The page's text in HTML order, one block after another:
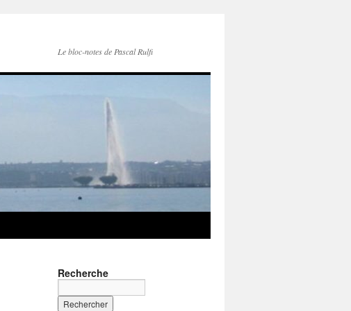
Le bloc-notes de Pascal Rulfi
Recherche